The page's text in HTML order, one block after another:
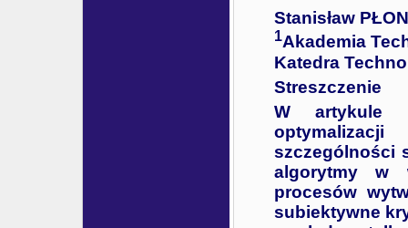
Stanisław
1Akademia
Katedra
Streszczenie
W artykule
szczególności
algorytmy w
procesów
subiektywne